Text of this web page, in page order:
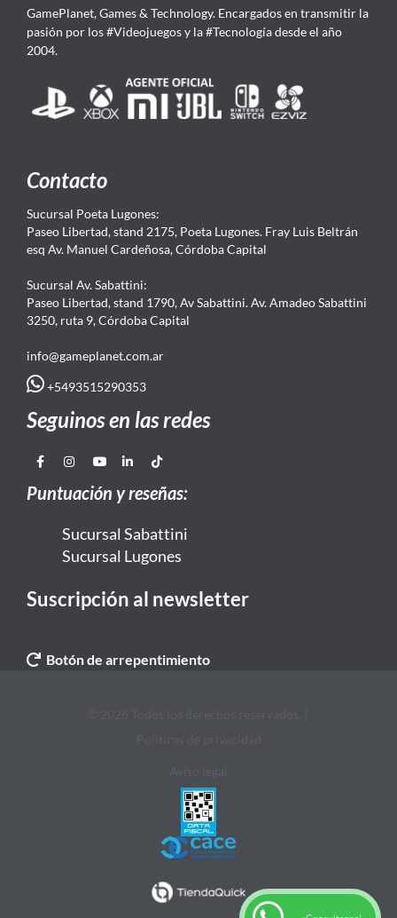
GamePlanet, Games & Technology. Encargados en transmitir la
pasión por los #Videojuegos y la #Tecnología desde el año
2004.
Contacto
Sucursal Poeta Lugones:
Paseo Libertad, stand 2175, Poeta Lugones. Fray Luis Beltrán
esq Av. Manuel Cardeñosa, Córdoba Capital
Sucursal Av. Sabattini:
Paseo Libertad, stand 1790, Av Sabattini. Av. Amadeo Sabattini
3250, ruta 9, Córdoba Capital
info@gameplanet.com.ar
+5493515290353
Seguinos en las redes
Puntuación y reseñas:
Sucursal Sabattini
Sucursal Lugones
Suscripción al newsletter
Botón de arrepentimiento